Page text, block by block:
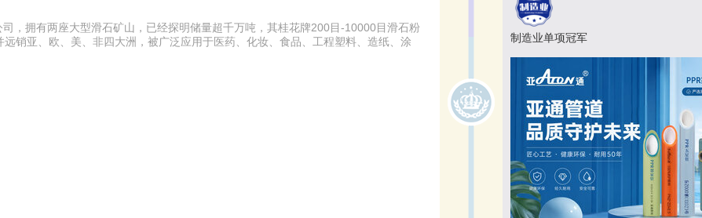
，拥有两座大型滑石矿山，已经探明储量超千万吨，其桂花牌200目-10000目滑石粉
销亚、欧、美、非四大洲，被广泛应用于医药、化妆、食品、工程塑料、造纸、涂
制造业单项冠军